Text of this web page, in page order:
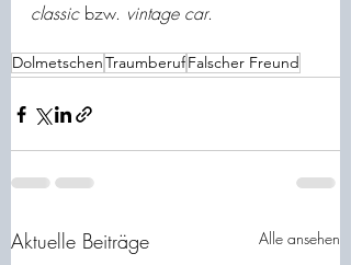
classic bzw. vintage car.
DolmetschenTraumberufFalscher Freund
Aktuelle Beiträge Alle ansehen